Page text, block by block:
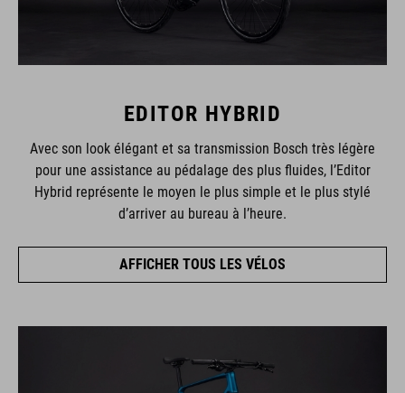
EDITOR HYBRID
Avec son look élégant et sa transmission Bosch très légère
pour une assistance au pédalage des plus fluides, l’Editor
Hybrid représente le moyen le plus simple et le plus stylé
d’arriver au bureau à l’heure.
AFFICHER TOUS LES VÉLOS